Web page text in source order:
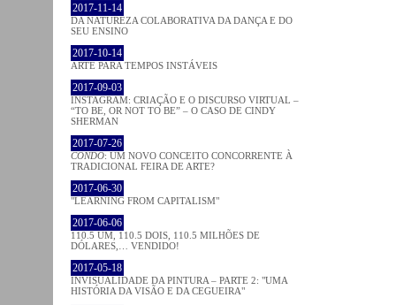
2017-11-14
DA NATUREZA COLABORATIVA DA DANÇA E DO
SEU ENSINO
2017-10-14
ARTE PARA TEMPOS INSTÁVEIS
2017-09-03
INSTAGRAM: CRIAÇÃO E O DISCURSO VIRTUAL –
“TO BE, OR NOT TO BE” – O CASO DE CINDY
SHERMAN
2017-07-26
CONDO: UM NOVO CONCEITO CONCORRENTE À
TRADICIONAL FEIRA DE ARTE?
2017-06-30
"LEARNING FROM CAPITALISM"
2017-06-06
110.5 UM, 110.5 DOIS, 110.5 MILHÕES DE
DÓLARES,… VENDIDO!
2017-05-18
INVISUALIDADE DA PINTURA – PARTE 2: "UMA
HISTÓRIA DA VISÃO E DA CEGUEIRA"